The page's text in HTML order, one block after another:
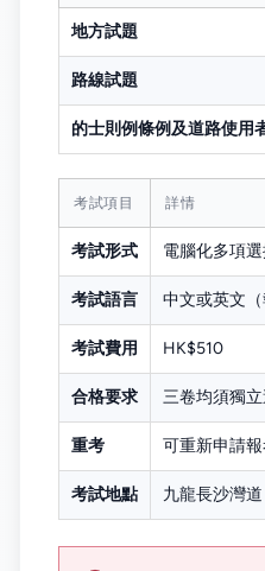
地方試題
路線試題
的士則例條例及道路使用
考試項目 詳情
考試形式 電腦化多項
考試語言 中文或英文（
考試費用 HK$510
合格要求 三卷均須獨
重考 可重新申請
考試地點 九龍長沙灣